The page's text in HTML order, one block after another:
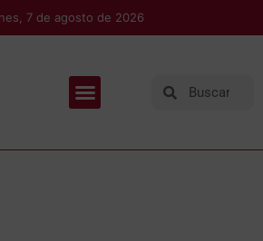
7 de agosto de 2026